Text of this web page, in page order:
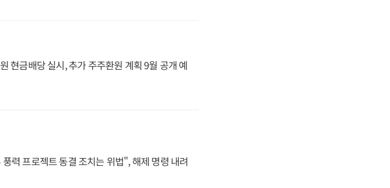
현금배당 실시, 추가 주주환원 계획 9월 공개 예
력 프로젝트 동결 조치는 위법", 해제 명령 내려